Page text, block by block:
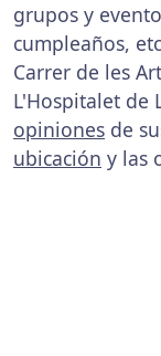
grupos y
cumpleaños,
Carrer de les
L'Hospitalet de
opiniones de
ubicación y las